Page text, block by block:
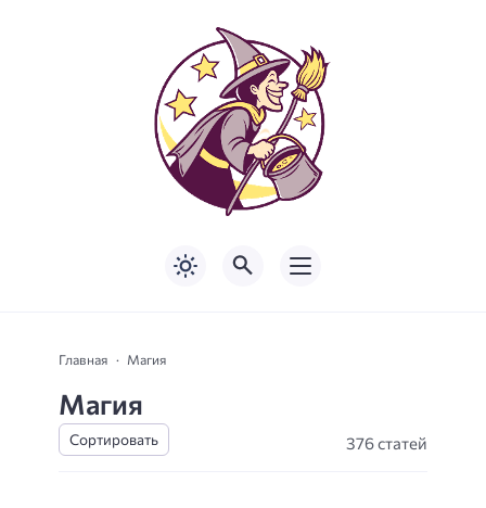
Главная Магия
Магия
376 статей